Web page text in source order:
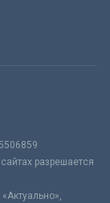
разрешается